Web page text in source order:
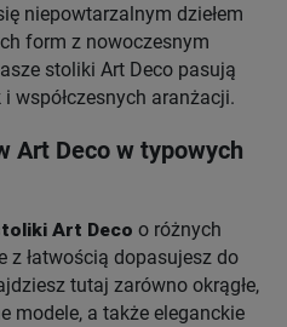
niepowtarzalnym dziełem
form z nowoczesnym
stoliki Art Deco pasują
współczesnych aranżacji.
Art Deco w typowych
Art Deco o różnych
z łatwością dopasujesz do
tutaj zarówno okrągłe,
modele, a także eleganckie